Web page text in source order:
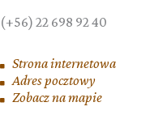
(+56) 22 698 92 40
Strona internetowa
Adres pocztowy
Zobacz na mapie